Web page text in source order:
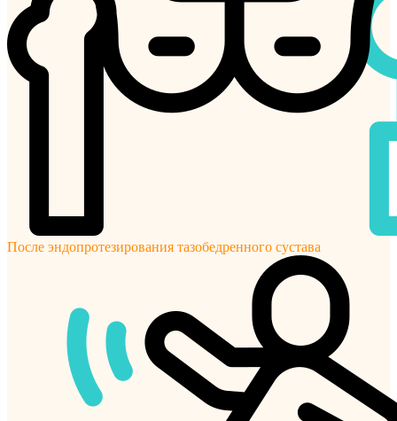
После эндопротезирования тазобедренного сустава